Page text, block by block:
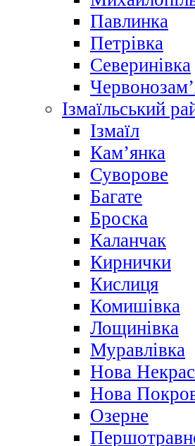
Павлинка
Петрівка
Северинівка
Ізмаїльський
Ізмаїл
Кам’янка
Суворове
Багате
Броска
Каланчак
Кирнички
Кислиця
Комишівка
Лощинівка
Муравлівка
Нова
Нова
Озерне